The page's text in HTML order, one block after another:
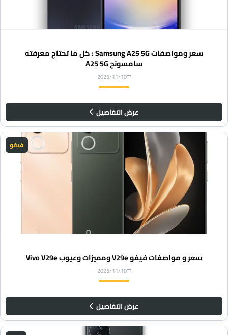
سعر ومواصفات Samsung A25 5G : كل ما تحتاج معرفته
سامسونج A25 5G
2025/11/10
عرض التفاصيل
فيفو
سعر و مواصفات فيفو V29e ومميزات وعيوب Vivo V29e
2025/11/10
عرض التفاصيل